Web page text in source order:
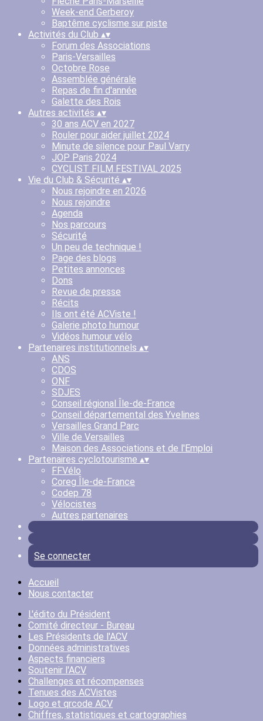
Week-end Gerberoy
Baptême cyclisme sur piste
Activités du Club ▴▾
Forum des Associations
Paris-Versailles
Octobre Rose
Assemblée générale
Repas de fin d'année
Galette des Rois
Autres activités ▴▾
30 ans ACV en 2027
Rouler pour aider juillet 2024
Minute de silence pour Paul Varry
JOP Paris 2024
CYCLIST FILM FESTIVAL 2025
Vie du Club & Sécurité ▴▾
Nous rejoindre en 2026
Nous rejoindre
Agenda
Nos parcours
Sécurité
Un peu de technique !
Page des blogs
Petites annonces
Dons
Revue de presse
Récits
Ils ont été ACViste !
Galerie photo humour
Vidéos humour vélo
Partenaires institutionnels ▴▾
ANS
CDOS
ONF
SDJES
Conseil régional Île-de-France
Conseil départemental des Yvelines
Versailles Grand Parc
Ville de Versailles
Maison des Associations et de l'Emploi
Partenaires cyclotourisme ▴▾
FFVélo
Coreg Île-de-France
Codep 78
Vélocistes
Autres partenaires
Se connecter
Accueil
Nous contacter
L'édito du Président
Comité directeur - Bureau
Les Présidents de l'ACV
Données administratives
Aspects financiers
Soutenir l'ACV
Challenges et récompenses
Tenues des ACVistes
Logo et qrcode ACV
Chiffres, statistiques et cartographies